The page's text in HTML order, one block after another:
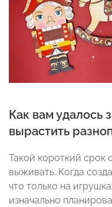
Как вам удалось
вырастить
Такой короткий срок
выживать. Когда
что только на
изначально